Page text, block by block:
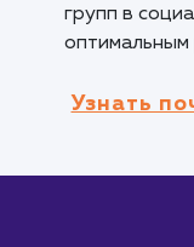
обратную
мнений о
Кому не